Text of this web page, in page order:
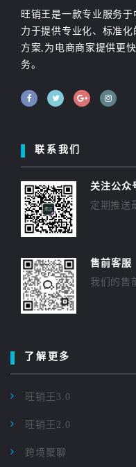
旺销王是一款专业服务
力于提供专业化、标准
方案,为电商商家提供更
务。
联系我们
关注公众
定期推送
售前客服
我们的售
了解更多
旺销王3.0
旺销王2.0
跨境聚聊